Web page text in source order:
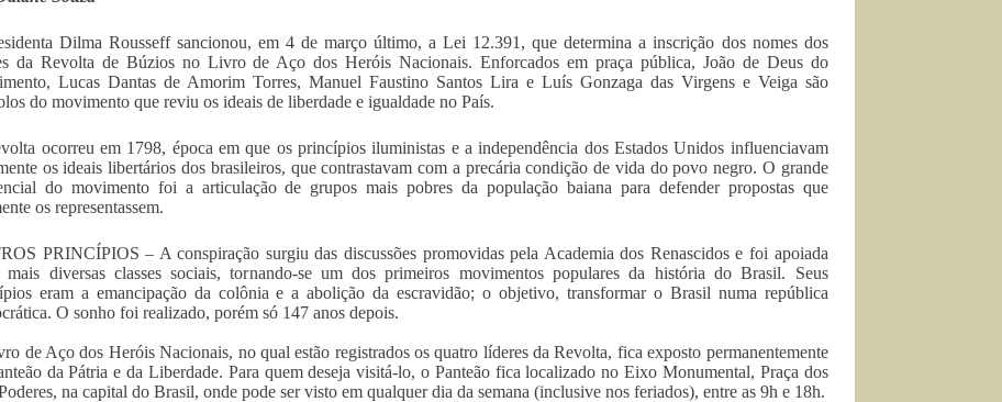
Dilma Rousseff sancionou, em 4 de março último, a Lei 12.391, que determina a inscrição dos nomes dos
da Revolta de Búzios no Livro de Aço dos Heróis Nacionais. Enforcados em praça pública, João de Deus do
Lucas Dantas de Amorim Torres, Manuel Faustino Santos Lira e Luís Gonzaga das Virgens e Veiga são
do movimento que reviu os ideais de liberdade e igualdade no País.
ocorreu em 1798, época em que os princípios iluministas e a independência dos Estados Unidos influenciavam
os ideais libertários dos brasileiros, que contrastavam com a precária condição de vida do povo negro. O grande
do movimento foi a articulação de grupos mais pobres da população baiana para defender propostas que
os representassem.
PRINCÍPIOS – A conspiração surgiu das discussões promovidas pela Academia dos Renascidos e foi apoiada
mais diversas classes sociais, tornando-se um dos primeiros movimentos populares da história do Brasil. Seus
eram a emancipação da colônia e a abolição da escravidão; o objetivo, transformar o Brasil numa república
O sonho foi realizado, porém só 147 anos depois.
de Aço dos Heróis Nacionais, no qual estão registrados os quatro líderes da Revolta, fica exposto permanentemente
da Pátria e da Liberdade. Para quem deseja visitá-lo, o Panteão fica localizado no Eixo Monumental, Praça dos
na capital do Brasil, onde pode ser visto em qualquer dia da semana (inclusive nos feriados), entre as 9h e 18h.